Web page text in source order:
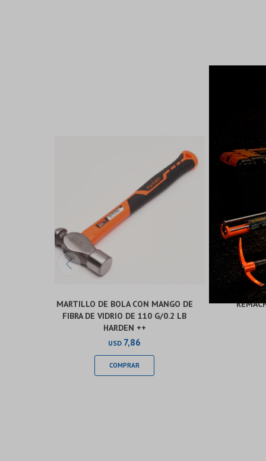
MARTILLO DE BOLA CON MANGO DE
FIBRA DE VIDRIO DE 110 G/0.2 LB
HARDEN ++
USD 7,86